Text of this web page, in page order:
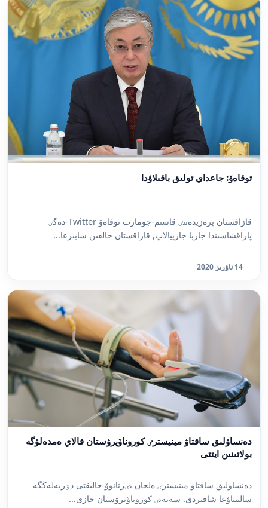
توقاەۆ: جاعداي تولىق باقىلاۋدا
قازاقستان پرەزيدەنتٸ قاسىم-جومارت توقاەۆ Twitter-دەگٸ
پاراقشاسىندا جازبا جارييالاپ, قازاقستان حالقىن سابىرعا...
14 ناۋرىز 2020
دەنساۋلىق ساقتاۋ مينيسترٸ كوروناۆيرۋستان قالاي ەمدەلۋگە
بولاتىنىن ايتتى
دەنساۋلىق ساقتاۋ مينيسترٸ ەلجان بٸرتانوۆ حالىقتى دٷربەلەڭگە
سالىنباۋعا شاقىردى. سەبەبٸ كوروناۆيرۋستان جازى...